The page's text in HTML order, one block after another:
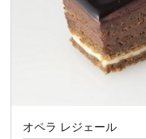
オペラ レジェール